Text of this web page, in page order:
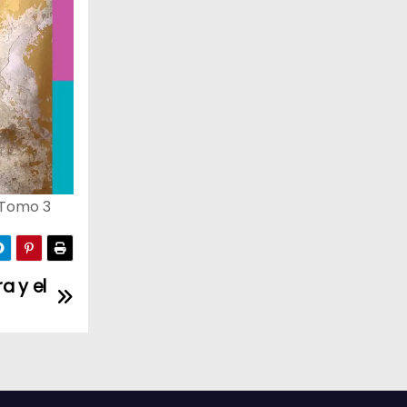
3
y el